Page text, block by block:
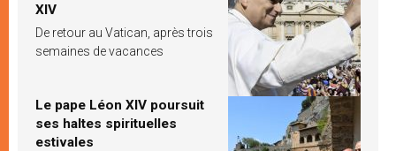
XIV
De retour au Vatican, après trois
semaines de vacances
Le pape Léon XIV poursuit
ses haltes spirituelles
estivales